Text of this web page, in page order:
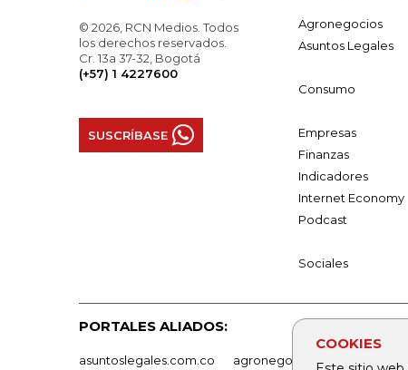
COOKIES
© 2026, RCN Medios. Todos
los derechos reservados.
Cr. 13a 37-32, Bogotá
(+57) 1 4227600
SUSCRÍBASE
Agronegocios
Asuntos Legales
Consumo
Empresas
Finanzas
Indicadores
Internet Economy
Podcast
Sociales
PORTALES ALIADOS:
asuntoslegales.com.co agronegocios.co